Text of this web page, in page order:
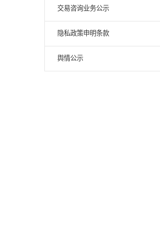
交易咨询业务公示
隐私政策申明条款
舆情公示